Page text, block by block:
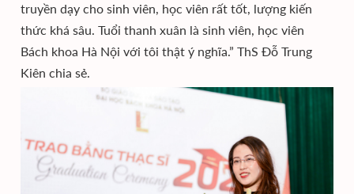
truyền dạy cho sinh viên, học viên rất tốt, lượng kiến
thức khá sâu. Tuổi thanh xuân là sinh viên, học viên
Bách khoa Hà Nội với tôi thật ý nghĩa.” ThS Đỗ Trung
Kiên chia sẻ.